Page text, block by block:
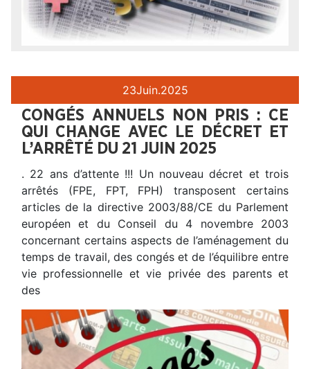
23Juin.2025
CONGÉS ANNUELS NON PRIS : CE
QUI CHANGE AVEC LE DÉCRET ET
L’ARRÊTÉ DU 21 JUIN 2025
. 22 ans d’attente !!! Un nouveau décret et trois
arrêtés (FPE, FPT, FPH) transposent certains
articles de la directive 2003/88/CE du Parlement
européen et du Conseil du 4 novembre 2003
concernant certains aspects de l’aménagement du
temps de travail, des congés et de l’équilibre entre
vie professionnelle et vie privée des parents et
des